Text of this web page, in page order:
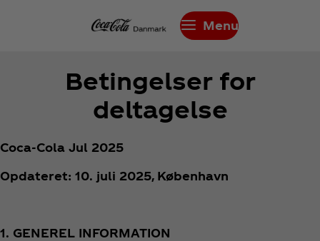
Menu
Betingelser for
deltagelse
Coca‑Cola Jul 2025
Opdateret: 10. juli 2025, København
1. GENEREL INFORMATION